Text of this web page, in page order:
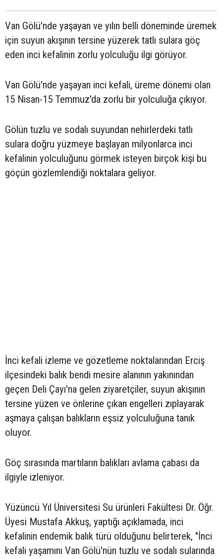
Van Gölü'nde yaşayan ve yılın belli döneminde üremek
için suyun akışının tersine yüzerek tatlı sulara göç
eden inci kefalinin zorlu yolculuğu ilgi görüyor.
Van Gölü'nde yaşayan inci kefali, üreme dönemi olan
15 Nisan-15 Temmuz'da zorlu bir yolculuğa çıkıyor.
Gölün tuzlu ve sodalı suyundan nehirlerdeki tatlı
sulara doğru yüzmeye başlayan milyonlarca inci
kefalinin yolculuğunu görmek isteyen birçok kişi bu
göçün gözlemlendiği noktalara geliyor.
İnci kefali izleme ve gözetleme noktalarından Erciş
ilçesindeki balık bendi mesire alanının yakınından
geçen Deli Çayı'na gelen ziyaretçiler, suyun akışının
tersine yüzen ve önlerine çıkan engelleri zıplayarak
aşmaya çalışan balıkların eşsiz yolculuğuna tanık
oluyor.
Göç sırasında martıların balıkları avlama çabası da
ilgiyle izleniyor.
Yüzüncü Yıl Üniversitesi Su ürünleri Fakültesi Dr. Öğr.
Üyesi Mustafa Akkuş, yaptığı açıklamada, inci
kefalinin endemik balık türü olduğunu belirterek, "İnci
kefali yaşamını Van Gölü'nün tuzlu ve sodalı sularında